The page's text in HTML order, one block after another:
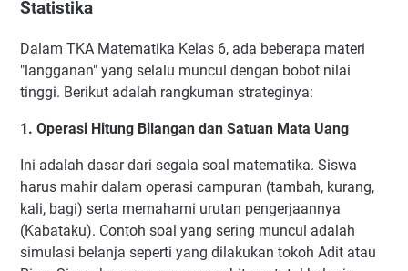
Statistika
Dalam TKA Matematika Kelas 6, ada beberapa materi
"langganan" yang selalu muncul dengan bobot nilai
tinggi. Berikut adalah rangkuman strateginya:
1. Operasi Hitung Bilangan dan Satuan Mata Uang
Ini adalah dasar dari segala soal matematika. Siswa
harus mahir dalam operasi campuran (tambah, kurang,
kali, bagi) serta memahami urutan pengerjaannya
(Kabataku). Contoh soal yang sering muncul adalah
simulasi belanja seperti yang dilakukan tokoh Adit atau